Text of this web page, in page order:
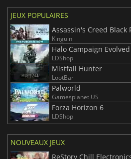
JEUX POPULAIRES
Assassin's Creed Black
Kinguin
Halo Campaign Evolved
LDShop
Mistfall Hunter
LootBar
Palworld
Gamesplanet US
Forza Horizon 6
LDShop
NOUVEAUX JEUX
ReStory Chill